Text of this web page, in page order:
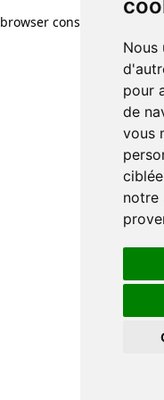
Nous
pour
de
vous
notre
browser console for more